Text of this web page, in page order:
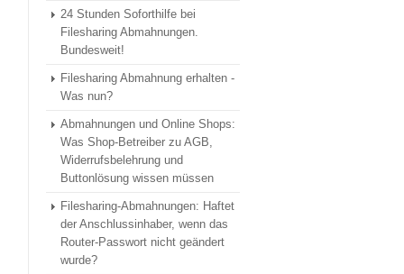
24 Stunden Soforthilfe bei
Filesharing Abmahnungen.
Bundesweit!
Filesharing Abmahnung erhalten -
Was nun?
Abmahnungen und Online Shops:
Was Shop-Betreiber zu AGB,
Widerrufsbelehrung und
Buttonlösung wissen müssen
Filesharing-Abmahnungen: Haftet
der Anschlussinhaber, wenn das
Router-Passwort nicht geändert
wurde?